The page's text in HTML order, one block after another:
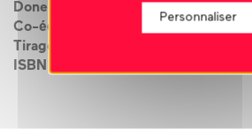
Donelly, Denis Gielen
Co-édition Triangle Books / MAC’S
Tirage de 750 exemplaires
ISBN 978-2-930777-27-6
Personnaliser